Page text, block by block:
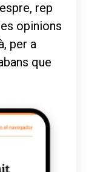
rep
opinions
per a
que